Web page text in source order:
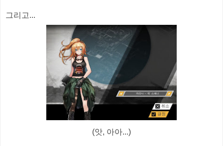
그리고...
(앗, 아아...)